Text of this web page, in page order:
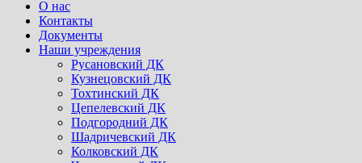
Menu
О нас
Контакты
Документы
Наши учреждения
Русановский ДК
Кузнецовский ДК
Тохтинский ДК
Цепелевский ДК
Подгородний ДК
Шадричевский ДК
Колковский ДК